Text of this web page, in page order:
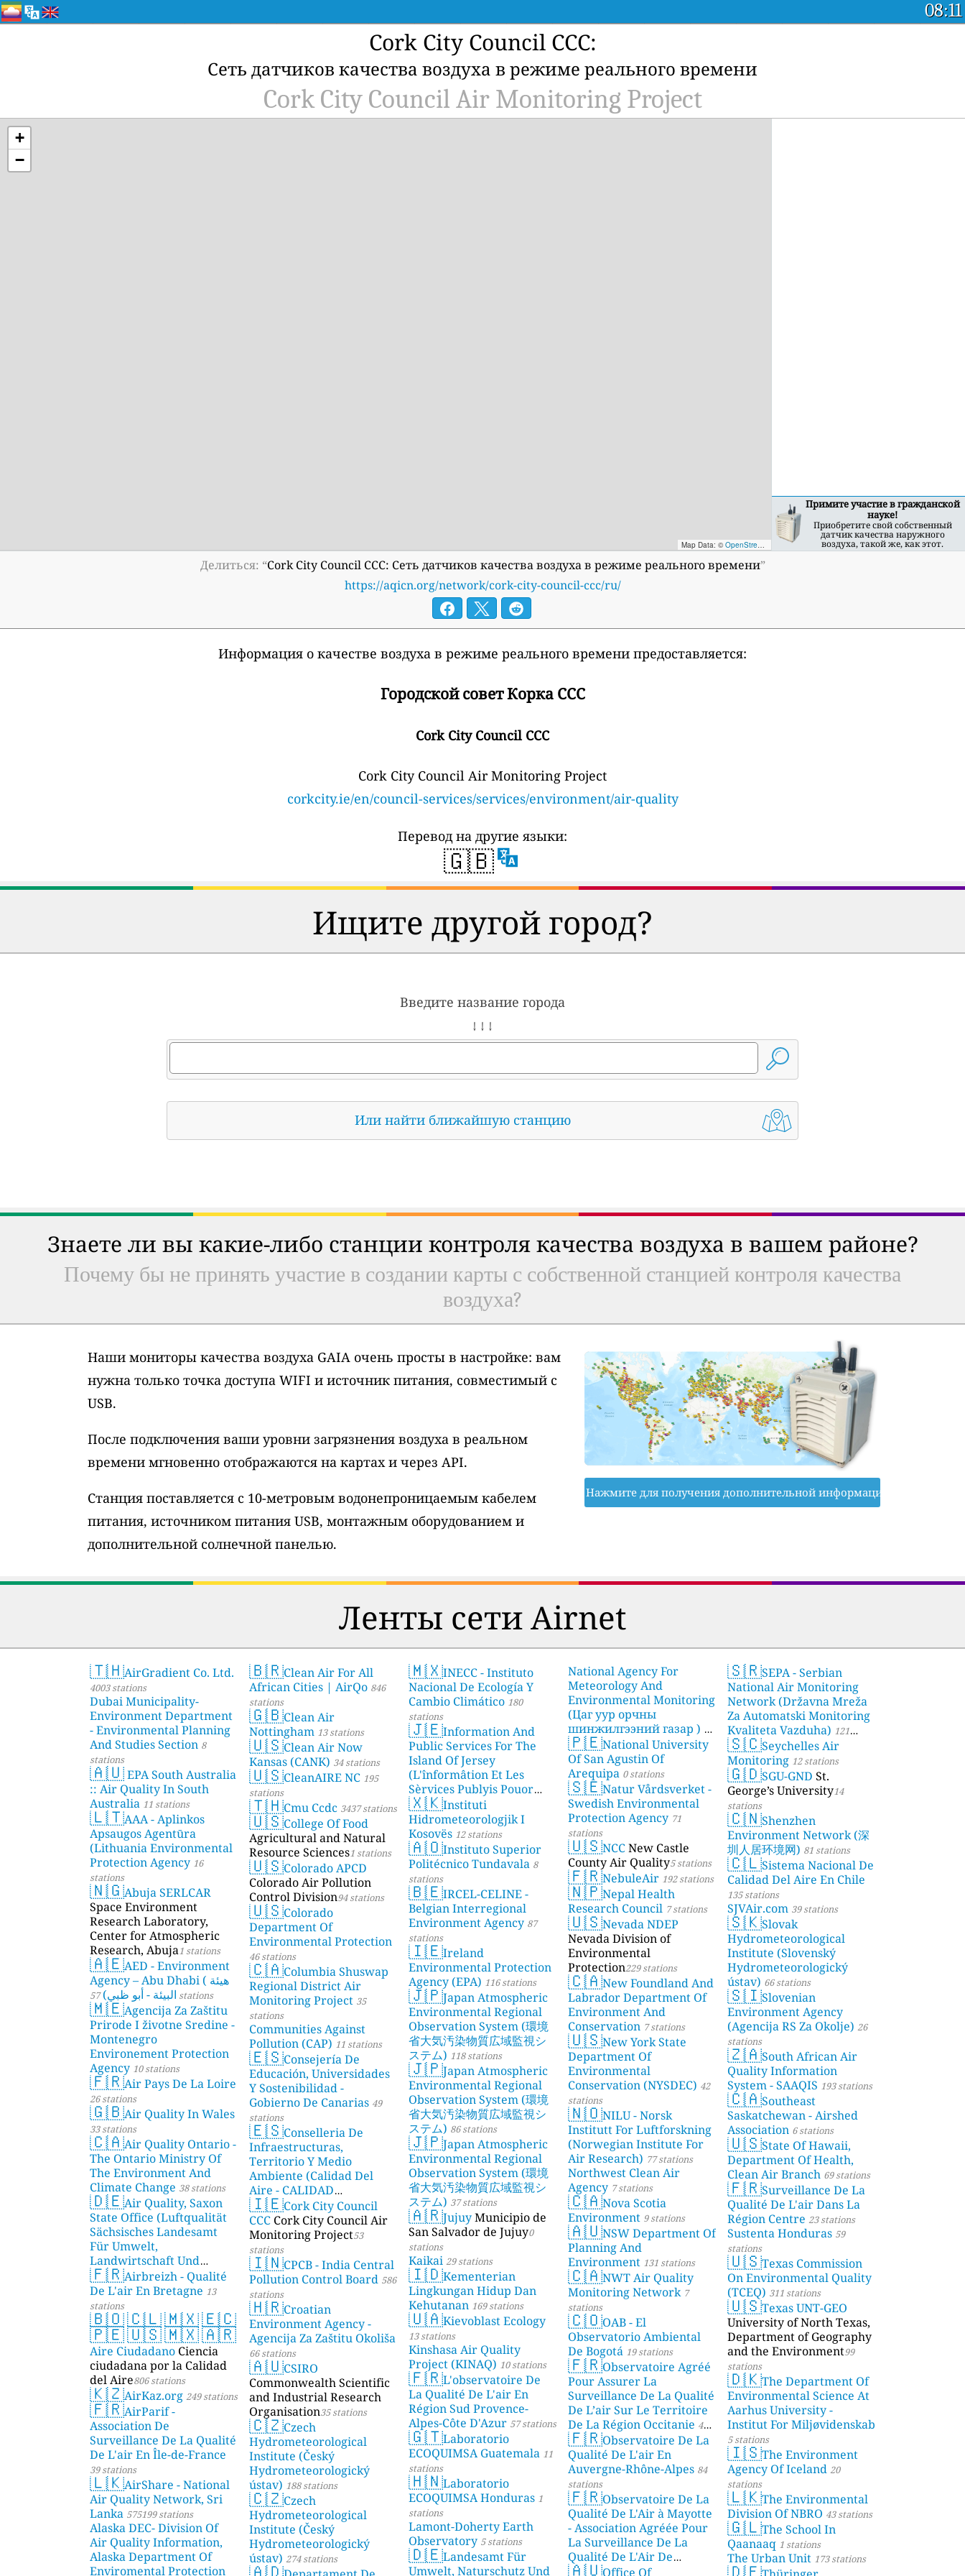
08:11
Cork City Council CCC:
Сеть датчиков качества воздуха в режиме реального времени
Cork City Council Air Monitoring Project
+
−
Map Data: © OpenStreetMap contributors ; Map render ©Tracestrack
Примите участие в гражданской
науке!
Приобретите свой собственный
датчик качества наружного
воздуха, такой же, как этот.
Делиться: “Cork City Council CCC: Сеть датчиков качества воздуха в режиме реального времени”
https://aqicn.org/network/cork-city-council-ccc/ru/
Информация о качестве воздуха в режиме реального времени предоставляется:
Городской совет Корка CCC
Cork City Council CCC
Cork City Council Air Monitoring Project
corkcity.ie/en/council-services/services/environment/air-quality
Перевод на другие языки:
🇬🇧
Ищите другой город?
Введите название города
↓ ↓ ↓
Или найти ближайшую станцию
Знаете ли вы какие-либо станции контроля качества воздуха в вашем районе?
Почему бы не принять участие в создании карты с собственной станцией контроля качества
воздуха?
Наши мониторы качества воздуха GAIA очень просты в настройке: вам
нужна только точка доступа WIFI и источник питания, совместимый с
USB.
После подключения ваши уровни загрязнения воздуха в реальном
времени мгновенно отображаются на картах и через API.
Станция поставляется с 10-метровым водонепроницаемым кабелем
питания, источником питания USB, монтажным оборудованием и
дополнительной солнечной панелью.
Нажмите для получения дополнительной информации
Ленты сети Airnet
🇹🇭AirGradient Co. Ltd.
4003 stations
Dubai Municipality-
Environment Department
- Environmental Planning
And Studies Section 8
stations
🇦🇺EPA South Australia
:: Air Quality In South
Australia 11 stations
🇱🇹AAA - Aplinkos
Apsaugos Agentūra
(Lithuania Environmental
Protection Agency 16
stations
🇳🇬Abuja SERLCAR
Space Environment
Research Laboratory,
Center for Atmospheric
Research, Abuja1 stations
🇦🇪AED - Environment
Agency – Abu Dhabi ( هيئة
البيئة - أبو ظبي) 57 stations
🇲🇪Agencija Za Zaštitu
Prirode I životne Sredine -
Montenegro
Environement Protection
Agency 10 stations
🇫🇷Air Pays De La Loire
26 stations
🇬🇧Air Quality In Wales
33 stations
🇨🇦Air Quality Ontario -
The Ontario Ministry Of
The Environment And
Climate Change 38 stations
🇩🇪Air Quality, Saxon
State Office (Luftqualität
Sächsisches Landesamt
Für Umwelt,
Landwirtschaft Und
Geologie) 50 stations
🇫🇷Airbreizh - Qualité
De L'air En Bretagne 13
stations
🇧🇴🇨🇱🇲🇽🇪🇨
🇵🇪🇺🇸🇲🇽🇦🇷
Aire Ciudadano Ciencia
ciudadana por la Calidad
del Aire806 stations
🇰🇿AirKaz.org 249 stations
🇫🇷AirParif -
Association De
Surveillance De La Qualité
De L'air En Île-de-France
39 stations
🇱🇰AirShare - National
Air Quality Network, Sri
Lanka 575199 stations
Alaska DEC- Division Of
Air Quality Information,
Alaska Department Of
Enviromental Protection
🇧🇷Clean Air For All
African Cities | AirQo 846
stations
🇬🇧Clean Air
Nottingham 13 stations
🇺🇸Clean Air Now
Kansas (CANK) 34 stations
🇺🇸CleanAIRE NC 195
stations
🇹🇭Cmu Ccdc 3437 stations
🇺🇸College Of Food
Agricultural and Natural
Resource Sciences1 stations
🇺🇸Colorado APCD
Colorado Air Pollution
Control Division94 stations
🇺🇸Colorado
Department Of
Environmental Protection
46 stations
🇨🇦Columbia Shuswap
Regional District Air
Monitoring Project 35
stations
Communities Against
Pollution (CAP) 11 stations
🇪🇸Consejería De
Educación, Universidades
Y Sostenibilidad -
Gobierno De Canarias 49
stations
🇪🇸Conselleria De
Infraestructuras,
Territorio Y Medio
Ambiente (Calidad Del
Aire - CALIDAD
AMBIENTAL) 23 stations
🇮🇪Cork City Council
CCC Cork City Council Air
Monitoring Project53
stations
🇮🇳CPCB - India Central
Pollution Control Board 586
stations
🇭🇷Croatian
Environment Agency -
Agencija Za Zaštitu Okoliša
66 stations
🇦🇺CSIRO
Commonwealth Scientific
and Industrial Research
Organisation35 stations
🇨🇿Czech
Hydrometeorological
Institute (Český
Hydrometeorologický
ústav) 188 stations
🇨🇿Czech
Hydrometeorological
Institute (Český
Hydrometeorologický
ústav) 274 stations
🇲🇽INECC - Instituto
Nacional De Ecología Y
Cambio Climático 180
stations
🇯🇪Information And
Public Services For The
Island Of Jersey
(L'înformâtion Et Les
Sèrvices Publyis Pouor
I'Île Dé Jèrri) 2 stations
🇽🇰Instituti
Hidrometeorologjik I
Kosovës 12 stations
🇦🇴Instituto Superior
Politécnico Tundavala 8
stations
🇧🇪IRCEL-CELINE -
Belgian Interregional
Environment Agency 87
stations
🇮🇪Ireland
Environmental Protection
Agency (EPA) 116 stations
🇯🇵Japan Atmospheric
Environmental Regional
Observation System (環境
省大気汚染物質広域監視シ
ステム) 118 stations
🇯🇵Japan Atmospheric
Environmental Regional
Observation System (環境
省大気汚染物質広域監視シ
ステム) 86 stations
🇯🇵Japan Atmospheric
Environmental Regional
Observation System (環境
省大気汚染物質広域監視シ
ステム) 37 stations
🇦🇷JujuyMunicipio de
San Salvador de Jujuy0
stations
Kaikai 29 stations
🇮🇩Kementerian
Lingkungan Hidup Dan
Kehutanan 169 stations
🇺🇦Kievoblast Ecology
13 stations
Kinshasa Air Quality
Project (KINAQ) 10 stations
🇫🇷L'observatoire De
La Qualité De L'air En
Région Sud Provence-
Alpes-Côte D'Azur 57 stations
🇬🇹Laboratorio
ECOQUIMSA Guatemala 11
stations
🇭🇳Laboratorio
ECOQUIMSA Honduras 1
stations
Lamont-Doherty Earth
Observatory 5 stations
🇩🇪Landesamt Für
Umwelt, Naturschutz Und
National Agency For
Meteorology And
Environmental Monitoring
(Цаг уур орчны
шинжилгээний газар ) 21
stations
🇵🇪National University
Of San Agustin Of
Arequipa 0 stations
🇸🇪Natur Vårdsverket -
Swedish Environmental
Protection Agency 71
stations
🇺🇸NCCNew Castle
County Air Quality5 stations
🇫🇷NebuleAir 192 stations
🇳🇵Nepal Health
Research Council 7 stations
🇺🇸Nevada NDEP
Nevada Division of
Environmental
Protection229 stations
🇨🇦New Foundland And
Labrador Department Of
Environment And
Conservation 7 stations
🇺🇸New York State
Department Of
Environmental
Conservation (NYSDEC) 42
stations
🇳🇴NILU - Norsk
Institutt For Luftforskning
(Norwegian Institute For
Air Research) 77 stations
Northwest Clean Air
Agency 7 stations
🇨🇦Nova Scotia
Environment 9 stations
🇦🇺NSW Department Of
Planning And
Environment 131 stations
🇨🇦NWT Air Quality
Monitoring Network 7
stations
🇨🇴OAB - El
Observatorio Ambiental
De Bogotá 19 stations
🇫🇷Observatoire Agréé
Pour Assurer La
Surveillance De La Qualité
De L’air Sur Le Territoire
De La Région Occitanie 44
stations
🇫🇷Observatoire De La
Qualité De L'air En
Auvergne-Rhône-Alpes 84
stations
🇫🇷Observatoire De La
Qualité De L'Air à Mayotte
- Association Agréée Pour
La Surveillance De La
Qualité De L'Air De
Mayotte 4 stations
🇦🇺Office Of
🇸🇷SEPA - Serbian
National Air Monitoring
Network (Državna Mreža
Za Automatski Monitoring
Kvaliteta Vazduha) 121
stations
🇸🇨Seychelles Air
Monitoring 12 stations
🇬🇩SGU-GND St.
George’s University14
stations
🇨🇳Shenzhen
Environment Network (深
圳人居环境网) 81 stations
🇨🇱Sistema Nacional De
Calidad Del Aire En Chile
135 stations
SJVAir.com 39 stations
🇸🇰Slovak
Hydrometeorological
Institute (Slovenský
Hydrometeorologický
ústav) 66 stations
🇸🇮Slovenian
Environment Agency
(Agencija RS Za Okolje) 26
stations
🇿🇦South African Air
Quality Information
System - SAAQIS 193 stations
🇨🇦Southeast
Saskatchewan - Airshed
Association 6 stations
🇺🇸State Of Hawaii,
Department Of Health,
Clean Air Branch 69 stations
🇫🇷Surveillance De La
Qualité De L'air Dans La
Région Centre 23 stations
Sustenta Honduras 59
stations
🇺🇸Texas Commission
On Environmental Quality
(TCEQ) 311 stations
🇺🇸Texas UNT-GEO
University of North Texas,
Department of Geography
and the Environment99
stations
🇩🇰The Department Of
Environmental Science At
Aarhus University -
Institut For Miljøvidenskab
5 stations
🇮🇸The Environment
Agency Of Iceland 20
stations
🇱🇰The Environmental
Division Of NBRO 43 stations
🇬🇱The School In
Qaanaaq 1 stations
The Urban Unit 173 stations